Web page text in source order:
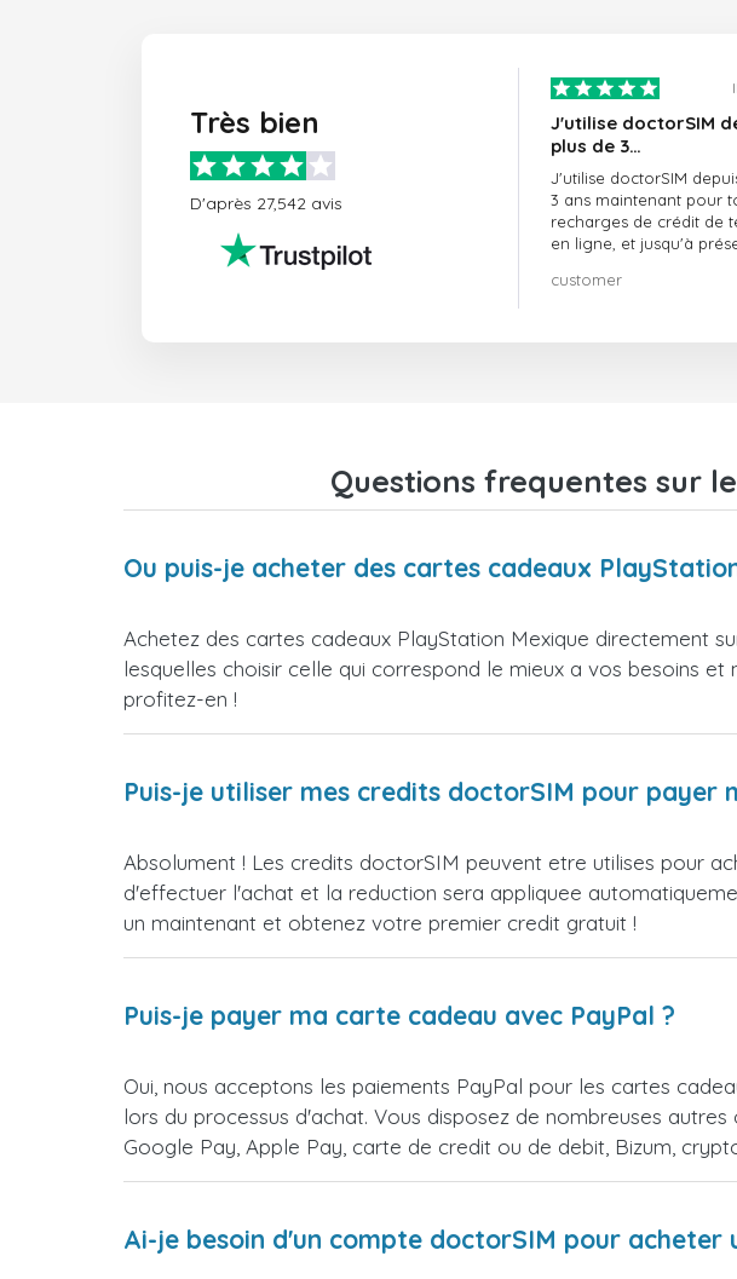
Très bien
D'après 27,542 avis
J'utilise doctorSIM
plus de 3…
J'utilise doctorSIM
3 ans maintenant pour
recharges de crédit de
en ligne, et jusqu'à
vivement !!!
customer
Questions frequentes sur
Ou puis-je acheter des cartes cadeaux
Achetez des cartes cadeaux PlayStation Mexique directement
lesquelles choisir celle qui correspond le mieux a vos besoins
profitez-en !
Puis-je utiliser mes credits doctorSIM pour payer
Absolument ! Les credits doctorSIM peuvent etre utilises pour
d'effectuer l'achat et la reduction sera appliquee
un maintenant et obtenez votre premier credit gratuit !
Puis-je payer ma carte cadeau avec PayPal ?
Oui, nous acceptons les paiements PayPal pour les cartes
lors du processus d'achat. Vous disposez de nombreuses
Google Pay, Apple Pay, carte de credit ou de debit, Bizum,
Ai-je besoin d'un compte doctorSIM pour acheter